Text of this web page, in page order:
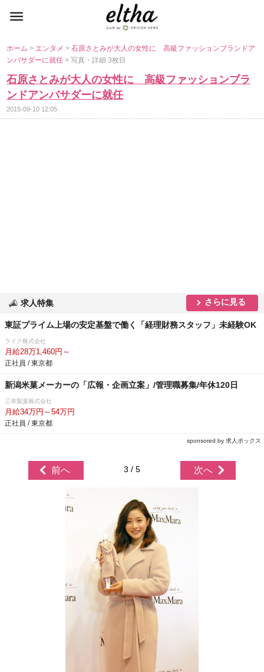
ホーム> エンタメ>石原さとみが大人の女性に 高級ファッションブランドア
ンバサダーに就任> 写真・詳細 3枚目
石原さとみが大人の女性に 高級ファッションブラ
ンドアンバサダーに就任
2015-09-10 12:05
求人特集 さらに見る
東証プライム上場の安定基盤で働く「経理財務スタッフ」未経験OK
ライク株式会社
月給28万1,460円～
正社員 / 東京都
新潟米菓メーカーの「広報・企画立案」/管理職募集/年休120日
三幸製菓株式会社
月給34万円～54万円
正社員 / 東京都
sponsored by 求人ボックス
前へ 3 / 5 次へ